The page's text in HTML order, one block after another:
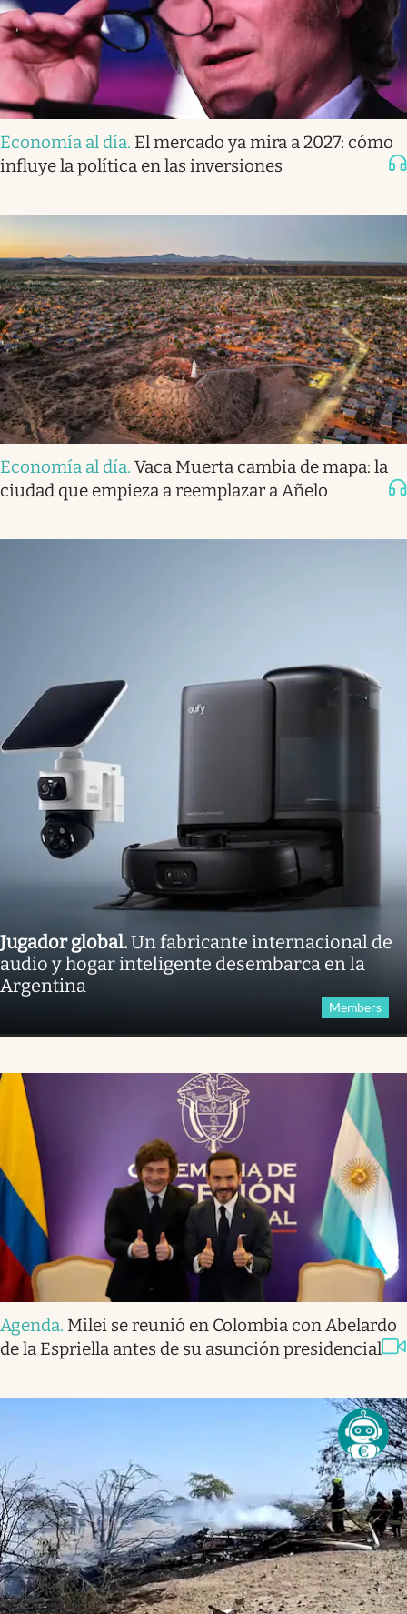
Economía al día. El mercado ya mira a 2027: cómo
influye la política en las inversiones
Economía al día. Vaca Muerta cambia de mapa: la
ciudad que empieza a reemplazar a Añelo
Jugador global.Un fabricante internacional de
audio y hogar inteligente desembarca en la
Argentina
Members
Agenda. Milei se reunió en Colombia con Abelardo
de la Espriella antes de su asunción presidencial